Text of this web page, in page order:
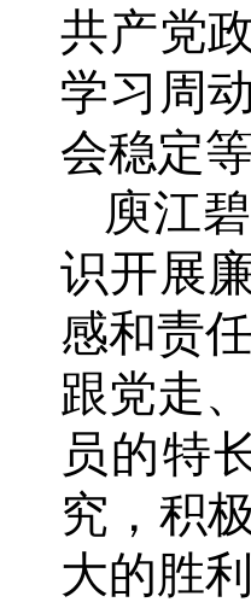
共产党
学习周
会稳定
庾江
识开展
感和责
跟党走
员的特
究，积
大的胜